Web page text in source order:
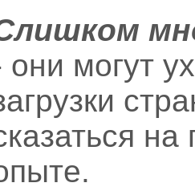
они могут
на